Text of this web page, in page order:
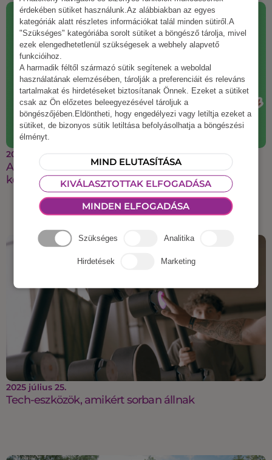
2025 augusztus 21.
A legmenőbb őszi csapatépítő ötletek, amiket a
kollégáid imádni fognak
2025 július 25.
Tech-eszközök, amikért sorban állnak
érdekében sütiket használunk.Az alábbiakban az egyes
kategóriák alatt részletes információkat talál minden sütiről.A
"Szükséges" kategóriába sorolt sütiket a böngésző tárolja, mivel
ezek elengedhetetlenül szükségesek a webhely alapvető
funkcióihoz.
A harmadik féltől származó sütik segítenek a weboldal
használatának elemzésében, tárolják a preferenciáit és releváns
tartalmakat és hirdetéseket biztosítanak Önnek. Ezeket a sütiket
csak az Ön előzetes beleegyezésével tároljuk a
böngészőjében.Eldöntheti, hogy engedélyezi vagy letiltja ezeket a
sütiket, de bizonyos sütik letiltása befolyásolhatja a böngészési
élményt.
MIND ELUTASÍTÁSA
KIVÁLASZTOTTAK ELFOGADÁSA
MINDEN ELFOGADÁSA
Szükséges Analitika
Hirdetések Marketing